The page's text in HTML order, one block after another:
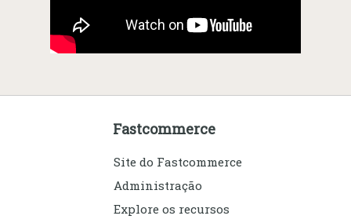
Fastcommerce
Site do Fastcommerce
Administração
Explore os recursos